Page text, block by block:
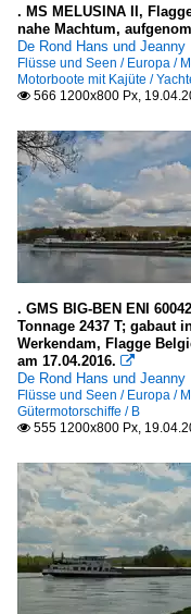
. MS MELUSINA II,
nahe Machtum,
De Rond Hans und Jeanny
Flüsse und Seen / Europa /
Motorboote mit Kajüte /
 566 1200x800 Px,
. GMS BIG-BEN ENI
Tonnage 2437 T; gabaut
Werkendam, Flagge
am 17.04.2016. 
De Rond Hans und Jeanny
Flüsse und Seen / Europa /
Gütermotorschiffe / B
 555 1200x800 Px,